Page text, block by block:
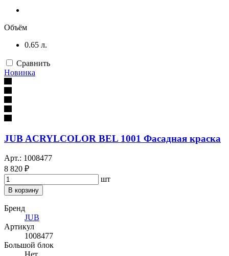
Объём
0.65 л.
Сравнить
Новинка
JUB ACRYLCOLOR BEL 1001 Фасадная краска
Арт.: 1008477
8 820 ₽
шт
В корзину
Бренд
JUB
Артикул
1008477
Большой блок